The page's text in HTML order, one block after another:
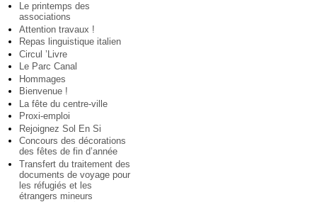
Le printemps des
associations
Attention travaux !
Repas linguistique italien
Circul ’Livre
Le Parc Canal
Hommages
Bienvenue !
La fête du centre-ville
Proxi-emploi
Rejoignez Sol En Si
Concours des décorations
des fêtes de fin d’année
Transfert du traitement des
documents de voyage pour
les réfugiés et les
étrangers mineurs